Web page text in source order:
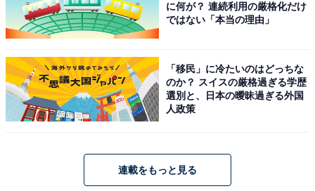
に何が？ 連続利用の厳格化だけ
ではない「本当の理由」
「移民」に冷たいのはどっちな
のか？ スイスの厳格過ぎる学歴
選別と、日本の曖昧過ぎる外国
人政策
連載をもっと見る